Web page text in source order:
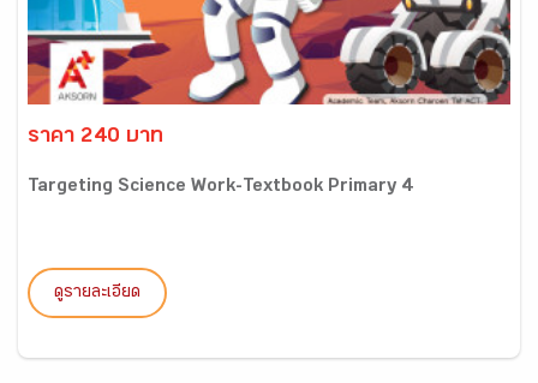
ราคา 240 บาท
Targeting Science Work-Textbook Primary 4
ดูรายละเอียด